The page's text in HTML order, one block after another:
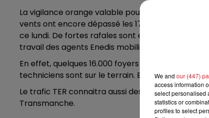
12h00 - 13h00
RDL & VOUS
La vigilance orange valable pour le passage de
vents ont encore dépassé les 170kmh au cap Griz
ce lundi. De fortes rafales sont encore
travail des agents Enedis mobilisés pour rétablir
En effet, quelques 16.000 foyers sont encore
techniciens sont sur le terrain. Enedis espère un
Le trafic TER connaitra aussi des perturbations
Transmanche.
We and our (447)
access information
select personalised
statistics or
profiles to select